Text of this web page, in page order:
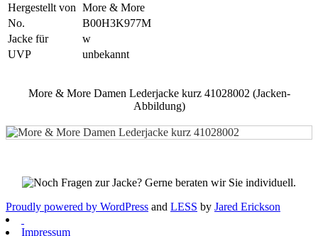
Hergestellt von More & More
No.
B00H3K977M
Jacke für
w
UVP
unbekannt
More & More Damen Lederjacke kurz 41028002 (Jacken-
Abbildung)
Proudly powered by WordPress and LESS by Jared Erickson
Impressum